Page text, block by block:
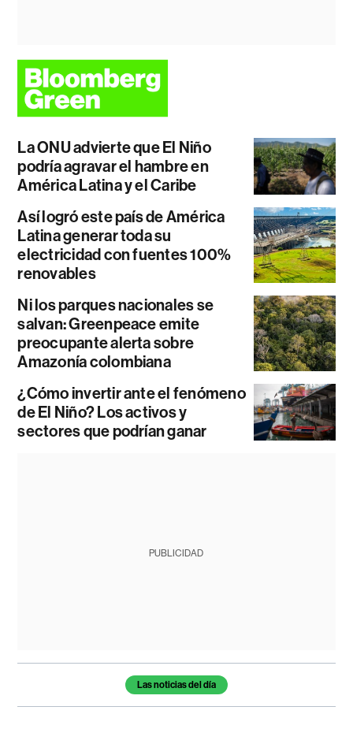
La ONU advierte que El Niño
podría agravar el hambre en
América Latina y el Caribe
Así logró este país de América
Latina generar toda su
electricidad con fuentes 100%
renovables
Ni los parques nacionales se
salvan: Greenpeace emite
preocupante alerta sobre
Amazonía colombiana
¿Cómo invertir ante el fenómeno
de El Niño? Los activos y
sectores que podrían ganar
PUBLICIDAD
Temas de este artículoLas noticias del día